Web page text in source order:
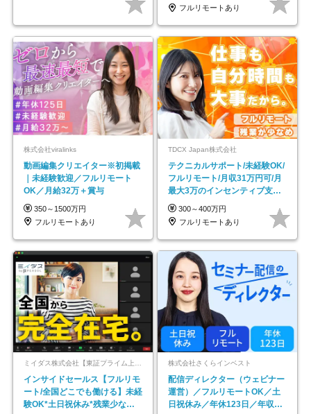
フルリモートあり
株式会社viralinks
動画編集クリエイター※初掲載
｜未経験歓迎／フルリモート
OK／月給32万＋賞与
350～1500万円
フルリモートあり
TDCX Japan株式会社
テクニカルサポート/未経験OK/
フルリモート/月収31万円可/月
最大3万のインセンティブ支給/
平均年齢33歳
300～400万円
フルリモートあり
ミイダス株式会社【東証プライム上場パーソルグループ】
インサイドセールス【フルリモ
ート/全国どこでも働ける】未経
験OK*土日祝休み*残業少なめ*
株式会社さくらインベスト
配信ディレクター（ウェビナー
運営）／フルリモートOK／土
日祝休み／年休123日／年収